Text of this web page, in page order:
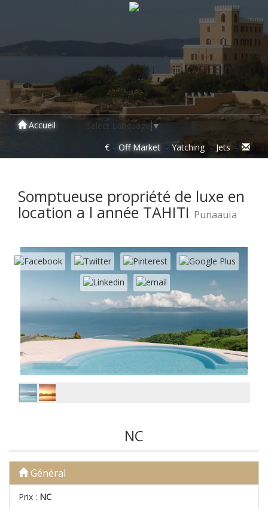
Accueil Select Language ▼
€
Off Market Yatching Jets
Somptueuse propriété de luxe en
location a l année TAHITI Punaauia
NC
Général
Prix : NC